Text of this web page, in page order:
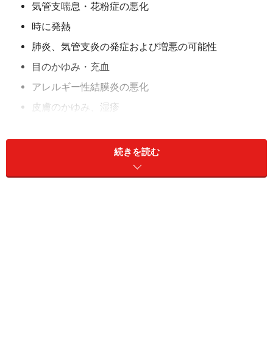
気管支喘息・花粉症の悪化
時に発熱
肺炎、気管支炎の発症および増悪の可能性
目のかゆみ・充血
アレルギー性結膜炎の悪化
皮膚のかゆみ、湿疹
続きを読む